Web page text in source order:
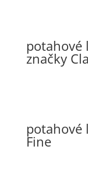
potahové
značky
potahové
Fine